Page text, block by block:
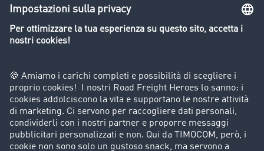
Panoramica della borsa di carichi
Divieti di circolazione per mezzi pesanti
Azienda
Porta un nuovo cliente
Storie di successo